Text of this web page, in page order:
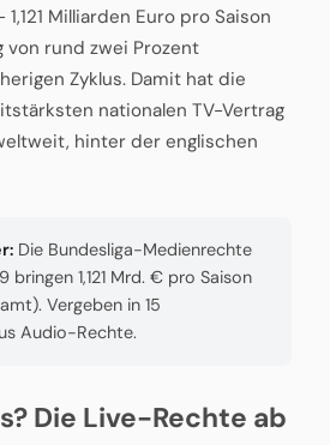
Milliarden Euro pro Saison
von rund zwei Prozent
Zyklus. Damit hat die
nationalen TV-Vertrag
hinter der englischen
Die Bundesliga-Medienrechte
1,121 Mrd. € pro Saison
Vergeben in 15
Audio-Rechte.
Die Live-Rechte ab